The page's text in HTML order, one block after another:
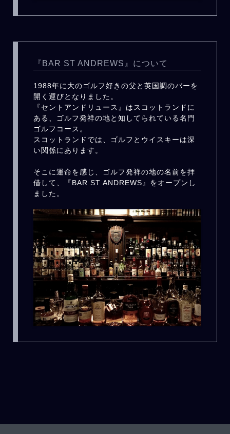
『BAR ST ANDREWS』について
1988年に大のゴルフ好きの父と英国調のバーを
開く運びとなりました。
『セントアンドリュース』はスコットランドに
ある、ゴルフ発祥の地と知してられている名門
ゴルフコース。
スコットランドでは、ゴルフとウイスキーは深
い関係にあります。
そこに運命を感じ、ゴルフ発祥の地の名前を拝
借して、『BAR ST ANDREWS』をオープンし
ました。